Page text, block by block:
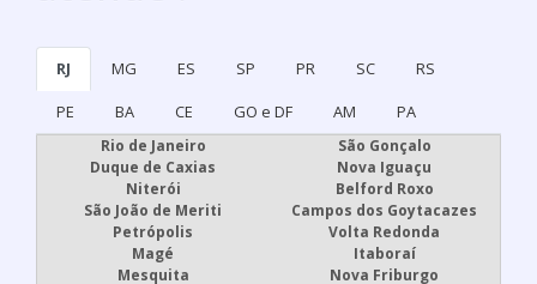
RJ MG ES SP PR SC
RS
PE
BA CE GO e DF AM PA
Rio de Janeiro
São Gonçalo
Duque de Caxias
Nova Iguaçu
Niterói
Belford Roxo
São João de Meriti
Campos dos Goytacazes
Petrópolis
Volta Redonda
Magé
Itaboraí
Mesquita
Nova Friburgo